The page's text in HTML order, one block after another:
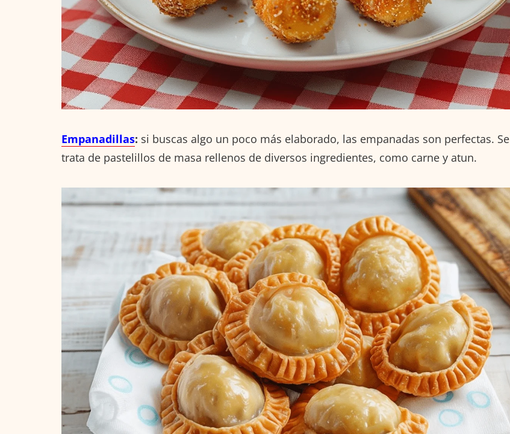
Empanadillas: si buscas algo un poco más elaborado, las empanadas son perfectas. Se
trata de pastelillos de masa rellenos de diversos ingredientes, como carne y atun.